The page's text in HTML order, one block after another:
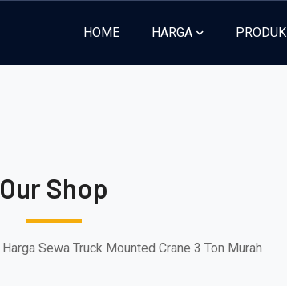
HOME HARGA PRODUK
Our Shop
Harga Sewa Truck Mounted Crane 3 Ton Murah